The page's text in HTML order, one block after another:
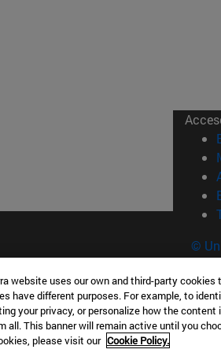
©
31009 Pamplona Pº de
website uses our own and third-party
have different purposes. For example, to
your privacy, or personalize how the
all. This banner will remain active until you
please visit our Cookie Policy.